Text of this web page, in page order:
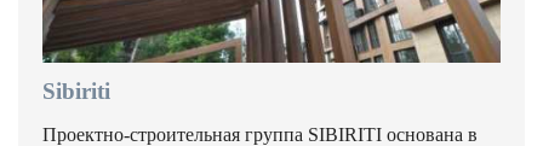
Sibiriti
Проектно-строительная группа SIBIRITI основана в